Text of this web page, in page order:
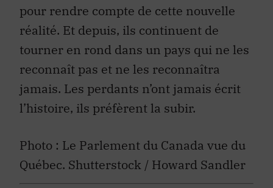
pour rendre compte de cette nouvelle
réalité. Et depuis, ils continuent de
tourner en rond dans un pays qui ne les
reconnaît pas et ne les reconnaîtra
jamais. Les perdants n’ont jamais écrit
l’histoire, ils préfèrent la subir.
Photo : Le Parlement du Canada vue du
Québec. Shutterstock / Howard Sandler